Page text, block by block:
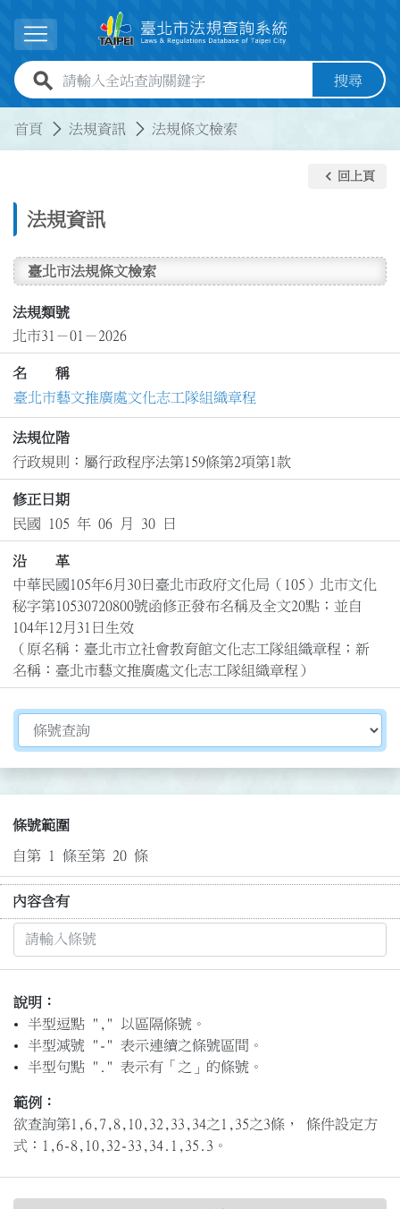
展開選單
全站查詢關鍵字欄位 搜尋
首頁 法規資訊 法規條文檢索
法規資訊
keyboard_arrow_left 回上頁
臺北市法規條文檢索
法規類號
北市31－01－2026
名 稱
臺北市藝文推廣處文化志工隊組織章程
法規位階
行政規則：屬行政程序法第159條第2項第1款
修正日期
民國 105 年 06 月 30 日
沿 革
中華民國105年6月30日臺北市政府文化局（105）北市文化
秘字第10530720800號函修正發布名稱及全文20點；並自
104年12月31日生效
（原名稱：臺北市立社會教育館文化志工隊組織章程；新
名稱：臺北市藝文推廣處文化志工隊組織章程）
切換選擇法規資訊內容
條號範圍
自第 1 條至第 20 條
內容含有
說明：
半型逗點 "," 以區隔條號。
半型減號 "-" 表示連續之條號區間。
半型句點 "." 表示有「之」的條號。
範例：
欲查詢第1,6,7,8,10,32,33,34之1,35之3條， 條件設定方
式：1,6-8,10,32-33,34.1,35.3。